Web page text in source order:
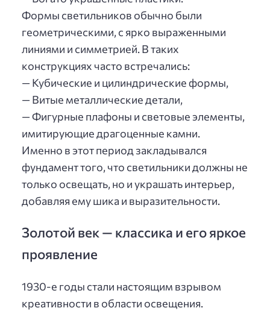
Формы светильников обычно были
геометрическими, с ярко выраженными
линиями и симметрией. В таких
конструкциях часто встречались:
— Кубические и цилиндрические формы,
— Витые металлические детали,
— Фигурные плафоны и световые элементы,
имитирующие драгоценные камни.
Именно в этот период закладывался
фундамент того, что светильники должны не
только освещать, но и украшать интерьер,
добавляя ему шика и выразительности.
Золотой век — классика и его яркое
проявление
1930-е годы стали настоящим взрывом
креативности в области освещения.